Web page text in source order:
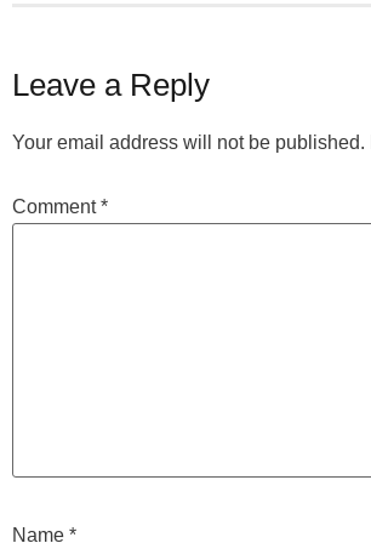
Leave a Reply
Your email address will not be published.
Comment*
Name *